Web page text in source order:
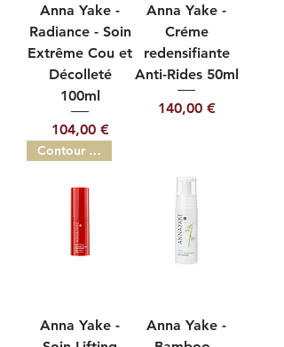
Anna Yake -
Radiance - Soin
Extrême Cou et
Décolleté
100ml
Prix
104,00 €
Anna Yake -
Créme
redensifiante
Anti-Rides 50ml
Prix
140,00 €
Contour des yeaux
Anna Yake -
Anna Yake -